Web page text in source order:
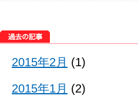
2015年2月 (1)
2015年1月 (2)